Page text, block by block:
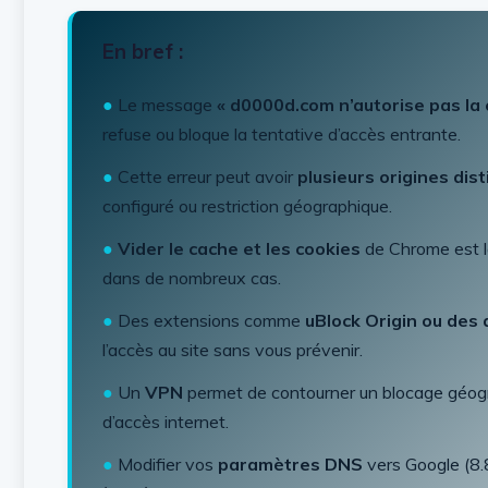
En bref :
● Le message « d0000d.com n’autorise pas la
refuse ou bloque la tentative d’accès entrante.
● Cette erreur peut avoir plusieurs origines
configuré ou restriction géographique.
● Vider le cache et les cookies de Chrome
dans de nombreux cas.
● Des extensions comme uBlock Origin ou
l’accès au site sans vous prévenir.
● Un VPN permet de contourner un blocage
d’accès internet.
● Modifier vos paramètres DNS vers Google